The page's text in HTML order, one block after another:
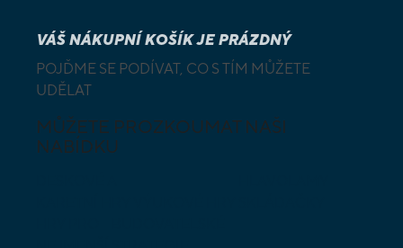
VÁŠ NÁKUPNÍ KOŠÍK JE PRÁZDNÝ
POJĎME SE PODÍVAT, CO S TÍM MŮŽETE
UDĚLAT
MŮŽETE PROZKOUMAT NAŠI
NABÍDKU